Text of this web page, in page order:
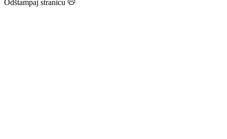
Datum: 13.10.2022.